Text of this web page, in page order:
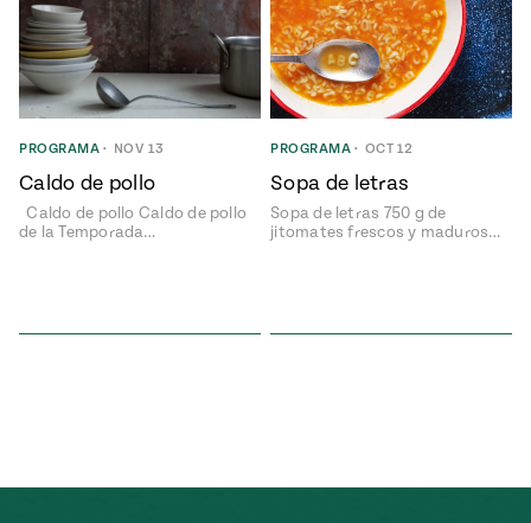
PROGRAMA • NOV 13
Caldo de pollo
Caldo de pollo Caldo de pollo
de la Temporada…
PROGRAMA • OCT 12
Sopa de letras
Sopa de letras 750 g de
jitomates frescos y maduros…